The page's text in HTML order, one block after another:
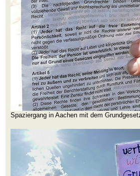
Spaziergang in Aachen mit dem